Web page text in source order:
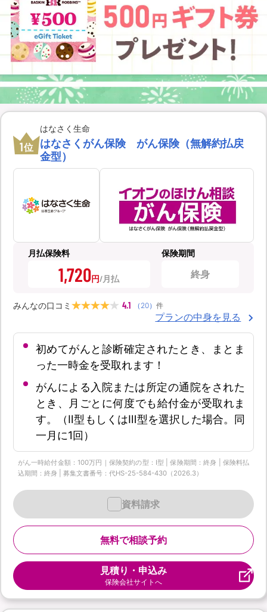
1位
はなさく生命
はなさくがん保険 がん保険（無解約払戻
金型）
月払保険料
1,720円
保険期間
終身
みんなの口コミ 4.1 （ 20） 件
プランの中身を見る
初めてがんと診断確定されたとき、まとま
った一時金を受取れます！
がんによる入院または所定の通院をされた
とき、月ごとに何度でも給付金が受取れま
す。（Ⅱ型もしくはⅢ型を選択した場合。同
一月に1回）
がん一時給付金額：100万円｜保険契約の型：Ⅰ型 | 保険期間：終身 | 保険料払
込期間：終身 | 募集文書番号：代HS-25-584-430（2026.3）
無料で相談予約
資料請求
見積り・申込み
保険会社サイトへ